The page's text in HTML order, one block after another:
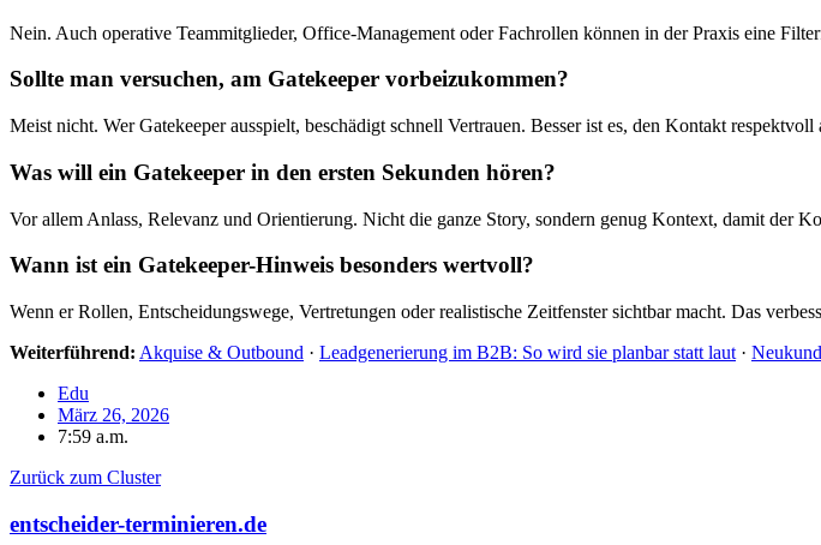
Nein. Auch operative Teammitglieder, Office-Management oder Fachrollen können in der Praxis eine
Sollte man versuchen, am Gatekeeper vorbeizukommen?
Meist nicht. Wer Gatekeeper ausspielt, beschädigt schnell Vertrauen. Besser ist es, den Kontakt respektvoll
Was will ein Gatekeeper in den ersten Sekunden hören?
Vor allem Anlass, Relevanz und Orientierung. Nicht die ganze Story, sondern genug Kontext, damit der
Wann ist ein Gatekeeper-Hinweis besonders wertvoll?
Wenn er Rollen, Entscheidungswege, Vertretungen oder realistische Zeitfenster sichtbar macht. Das
Weiterführend: Akquise & Outbound · Leadgenerierung im B2B: So wird sie planbar statt laut ·
Edu
März 26, 2026
7:59 a.m.
Zurück zum Cluster
entscheider-terminieren.de